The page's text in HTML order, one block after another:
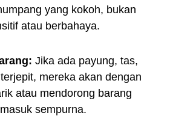
yang kokoh, bukan
atau berbahaya.
Jika ada payung, tas,
mereka akan dengan
atau mendorong barang
sempurna.